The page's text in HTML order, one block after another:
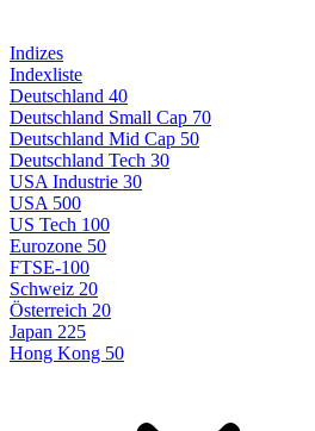
Indizes
Indexliste
Deutschland 40
Deutschland Small Cap 70
Deutschland Mid Cap 50
Deutschland Tech 30
USA Industrie 30
USA 500
US Tech 100
Eurozone 50
FTSE-100
Schweiz 20
Österreich 20
Japan 225
Hong Kong 50